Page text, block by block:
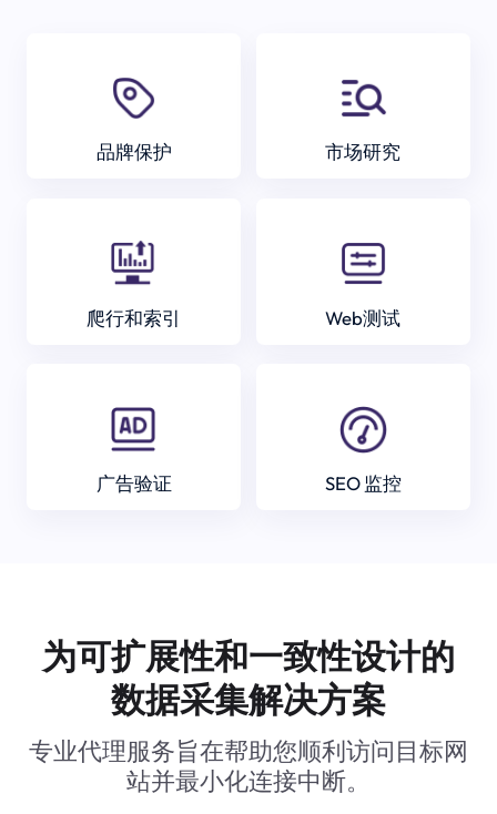
品牌保护 市场研究
爬行和索引 Web测试
广告验证 SEO 监控
为可扩展性和一致性设计的
数据采集解决方案
专业代理服务旨在帮助您顺利访问目标网
站并最小化连接中断。